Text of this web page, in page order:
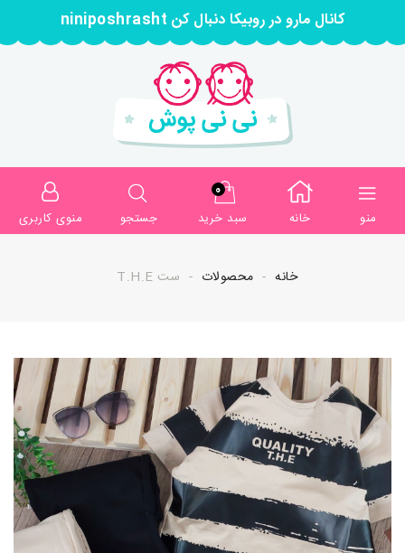
کانال مارو در روبیکا دنبال کن niniposhrasht
منو خانه
0
سبد خرید
جستجو منوی کاربری
خانه محصولات ست T.H.E